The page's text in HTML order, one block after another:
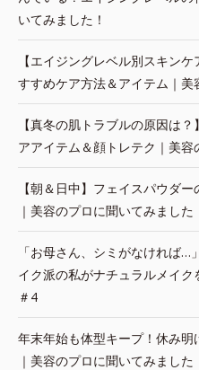
いてみました！
【エイジングレベル別スキン
すすめケア方法＆アイテム｜美
【真冬の肌トラブルの原因は
アアイテム＆顔トレテク｜美容
【朝＆日中】フェイスパウダ
｜美容のプロに聞いてみました
「お母さん、シミがなければ
イク派の私がナチュラルメイ
＃4
年末年始も体型キープ！休み明
｜美容のプロに聞いてみました